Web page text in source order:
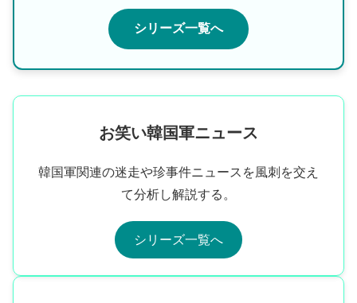
シリーズ一覧へ
お笑い韓国軍ニュース
韓国軍関連の迷走や珍事件ニュースを風刺を交え
て分析し解説する。
シリーズ一覧へ